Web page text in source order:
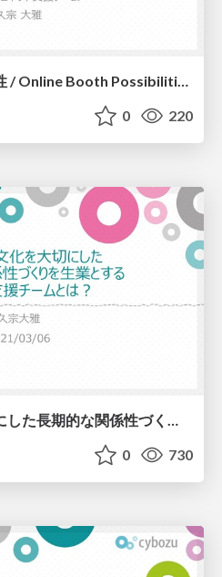
オンライン展示の可能性 / Online Booth Possibilities
0 220
エンジニア文化を大切にした長期的な関係性づくりを生業とするコネクト支援チームとは？ / What_is_the_Connect_Support_Team?
0 730